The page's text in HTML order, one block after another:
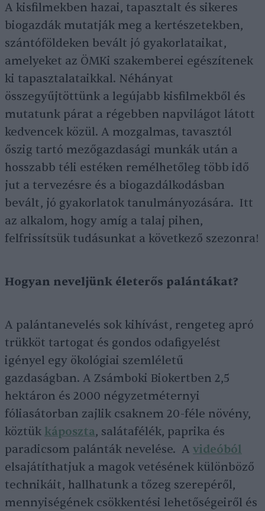
A kisfilmekben hazai, tapasztalt és sikeres
biogazdák mutatják meg a kertészetekben,
szántóföldeken bevált jó gyakorlataikat,
amelyeket az ÖMKi szakemberei egészítenek
ki tapasztalataikkal. Néhányat
összegyűjtöttünk a legújabb kisfilmekből és
mutatunk párat a régebben napvilágot látott
kedvencek közül. A mozgalmas, tavasztól
őszig tartó mezőgazdasági munkák után a
hosszabb téli estéken remélhetőleg több idő
jut a tervezésre és a biogazdálkodásban
bevált, jó gyakorlatok tanulmányozására. Itt
az alkalom, hogy amíg a talaj pihen,
felfrissítsük tudásunkat a következő szezonra!
Hogyan neveljünk életerős palántákat?
A palántanevelés sok kihívást, rengeteg apró
trükköt tartogat és gondos odafigyelést
igényel egy ökológiai szemléletű
gazdaságban. A Zsámboki Biokertben 2,5
hektáron és 2000 négyzetméternyi
fóliasátorban zajlik csaknem 20-féle növény,
köztük káposzta, salátafélék, paprika és
paradicsom palánták nevelése. A videóból
elsajátíthatjuk a magok vetésének különböző
technikáit, hallhatunk a tőzeg szerepéről,
mennyiségének csökkentési lehetőségeiről és